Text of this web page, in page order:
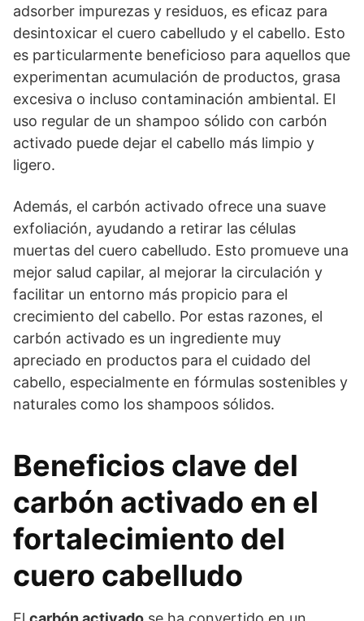
adsorber impurezas y residuos, es eficaz para
desintoxicar el cuero cabelludo y el cabello. Esto
es particularmente beneficioso para aquellos que
experimentan acumulación de productos, grasa
excesiva o incluso contaminación ambiental. El
uso regular de un shampoo sólido con carbón
activado puede dejar el cabello más limpio y
ligero.
Además, el carbón activado ofrece una suave
exfoliación, ayudando a retirar las células
muertas del cuero cabelludo. Esto promueve una
mejor salud capilar, al mejorar la circulación y
facilitar un entorno más propicio para el
crecimiento del cabello. Por estas razones, el
carbón activado es un ingrediente muy
apreciado en productos para el cuidado del
cabello, especialmente en fórmulas sostenibles y
naturales como los shampoos sólidos.
Beneficios clave del
carbón activado en el
fortalecimiento del
cuero cabelludo